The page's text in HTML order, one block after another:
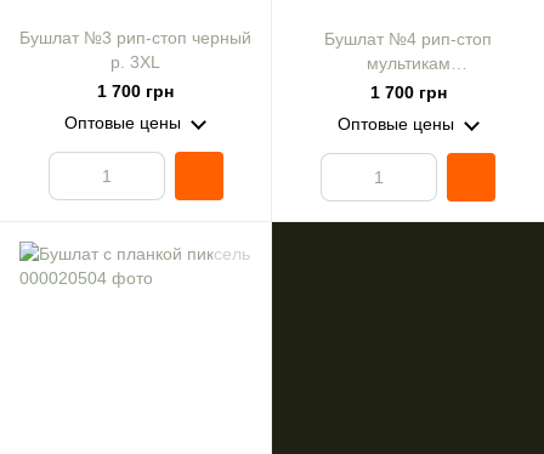
Бушлат №3 рип-стоп черный
р. 3XL
1 700 грн
Оптовые цены
Бушлат №4 рип-стоп
мультикам
водоотталкивающий
1 700 грн
Оптовые цены